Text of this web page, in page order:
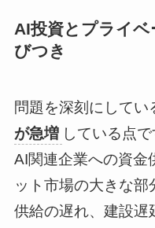
AI投資とプライ
びつき
問題を深刻にしてい
が急増 している点
AI関連企業への資金
ット市場の大きな部
供給の遅れ、建設遅